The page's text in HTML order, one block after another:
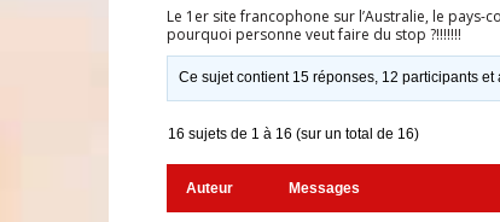
Le 1er site francophone sur l’Australie, le pays-
pourquoi personne veut faire du stop ?!!!!!!!
Ce sujet contient 15 réponses, 12 participants
16 sujets de 1 à 16 (sur un total de 16)
Auteur Messages